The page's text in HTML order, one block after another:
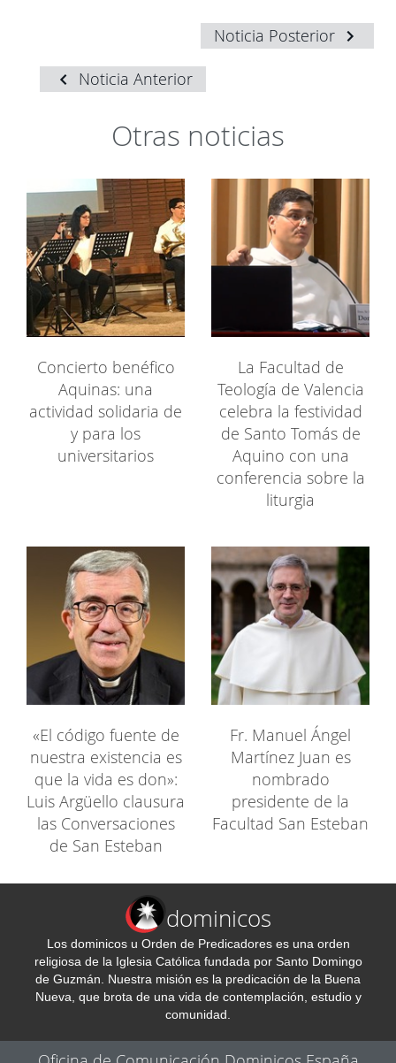
Noticia Posterior
Noticia Anterior
Otras noticias
Concierto benéfico
Aquinas: una
actividad solidaria de
y para los
universitarios
La Facultad de
Teología de Valencia
celebra la festividad
de Santo Tomás de
Aquino con una
conferencia sobre la
liturgia
«El código fuente de
nuestra existencia es
que la vida es don»:
Luis Argüello clausura
las Conversaciones
de San Esteban
Fr. Manuel Ángel
Martínez Juan es
nombrado
presidente de la
Facultad San Esteban
dominicos
Los dominicos u Orden de Predicadores es una orden
religiosa de la Iglesia Católica fundada por Santo Domingo
de Guzmán. Nuestra misión es la predicación de la Buena
Nueva, que brota de una vida de contemplación, estudio y
comunidad.